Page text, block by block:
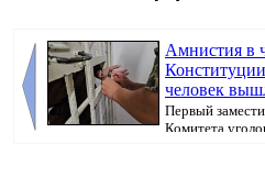
Амнистия в
человек
Первый
Комитета